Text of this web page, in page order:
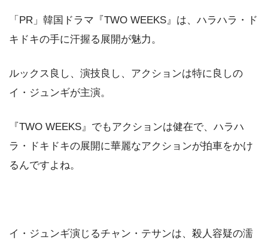
「PR」韓国ドラマ『TWO WEEKS』は、ハラハラ・ド
キドキの手に汗握る展開が魅力。
ルックス良し、演技良し、アクションは特に良しの
イ・ジュンギが主演。
『TWO WEEKS』でもアクションは健在で、ハラハ
ラ・ドキドキの展開に華麗なアクションが拍車をかけ
るんですよね。
イ・ジュンギ演じるチャン・テサンは、殺人容疑の濡